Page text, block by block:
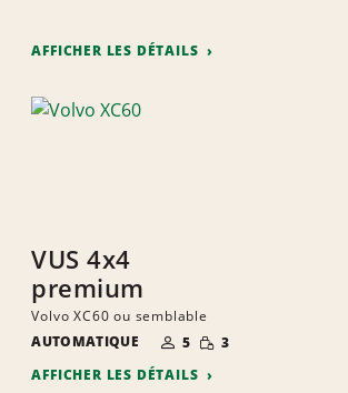
AFFICHER LES DÉTAILS
VUS 4x4
premium
Volvo XC60 ou semblable
AUTOMATIQUE
NOMBRE DE
PERSONNES
5 QUANTITÉ
RÉDUITE
3
AFFICHER LES DÉTAILS